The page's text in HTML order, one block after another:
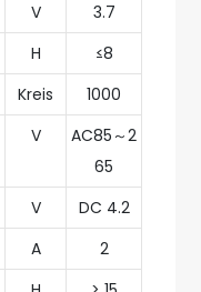
V
3.7
H
≤8
Kreis
1000
V
AC85～2
65
V
DC 4.2
A
2